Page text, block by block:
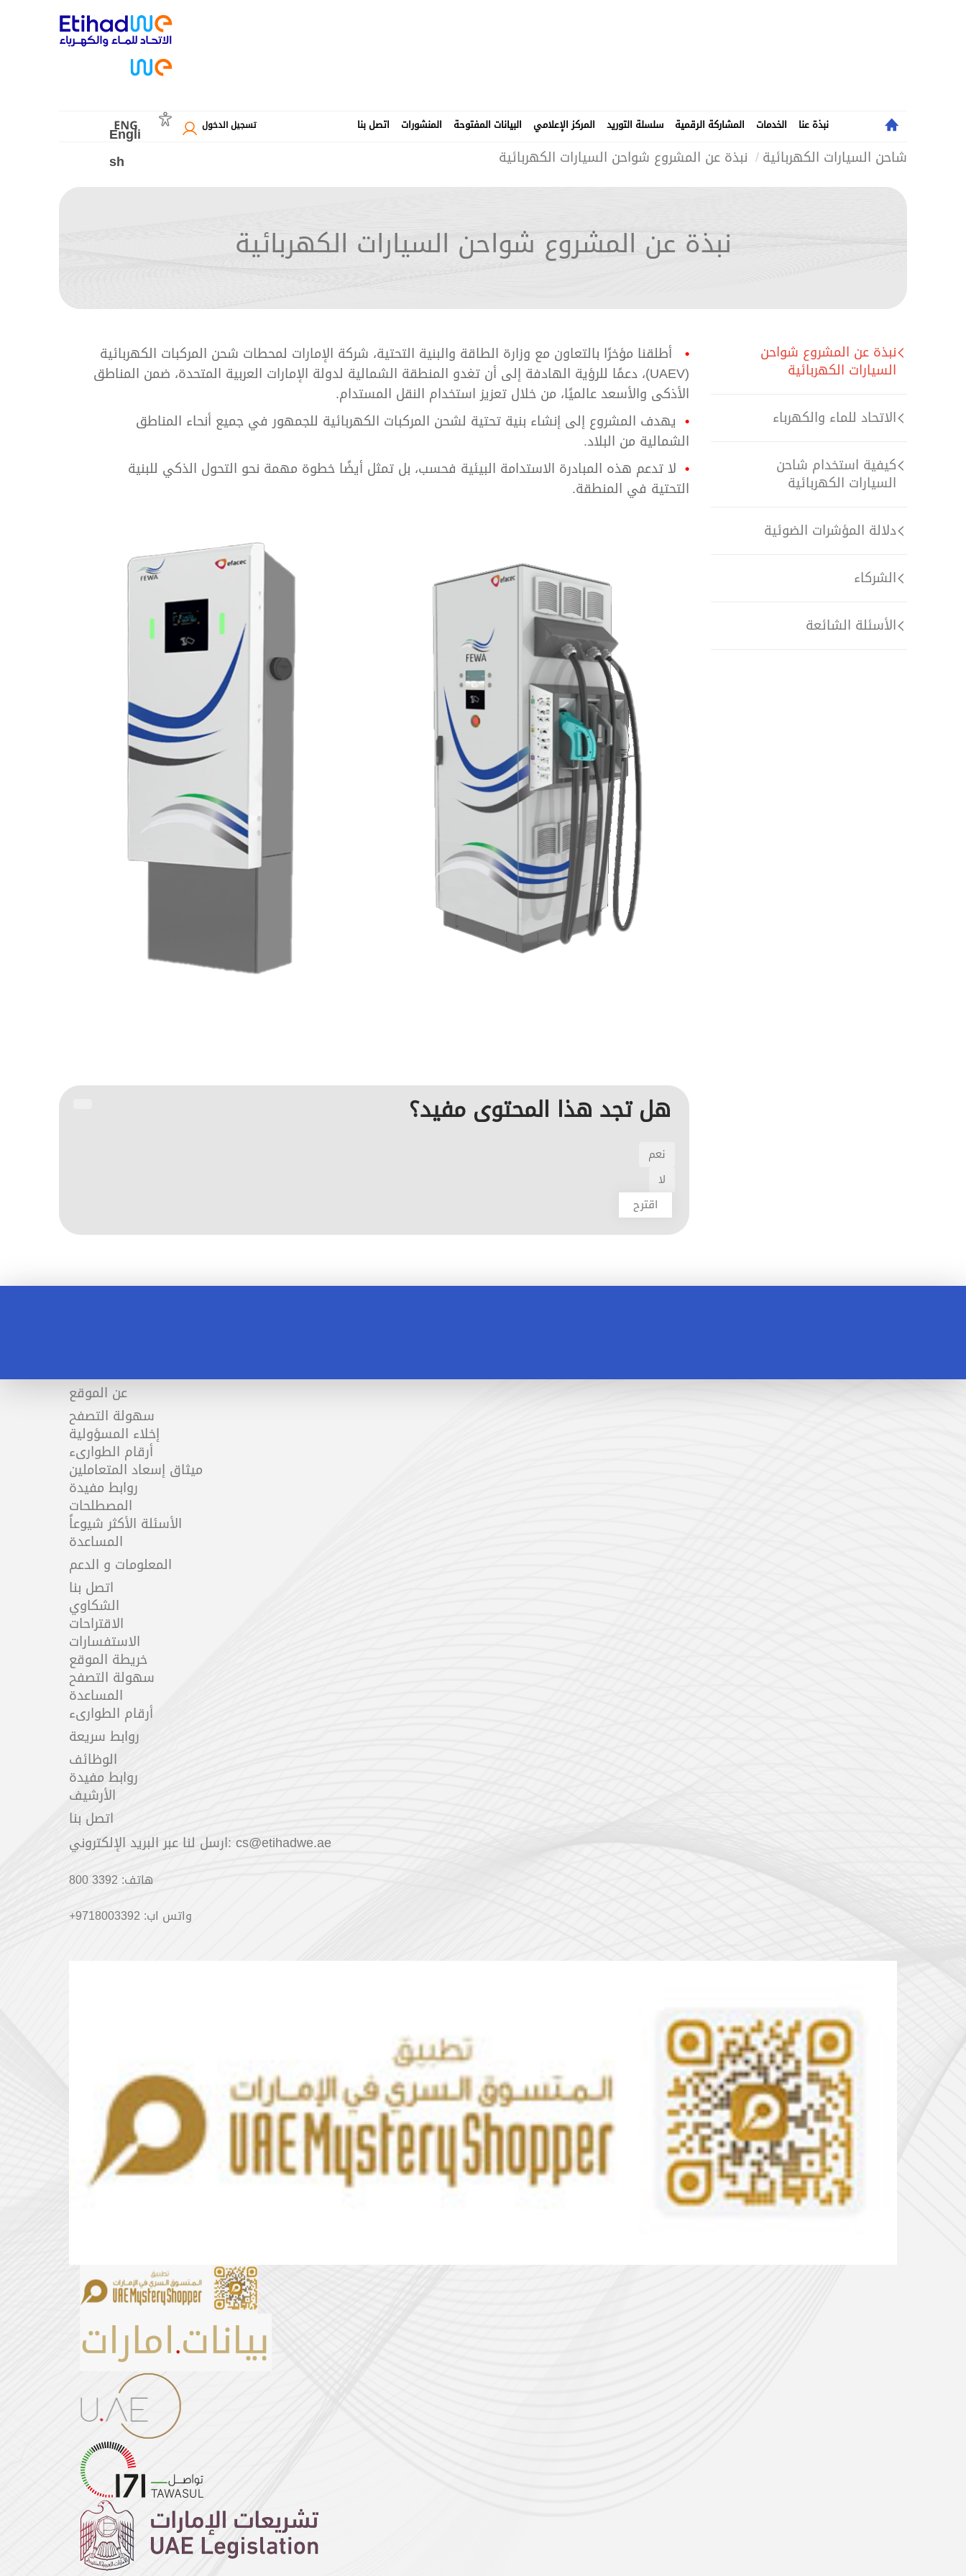
نبذة عنا الخدمات المشاركة الرقمية سلسلة التوريد المركز الإعلامي البيانات المفتوحة المنشورات اتصل بنا تسجيل الدخول
Engli
sh
شاحن السيارات الكهربائية نبذة عن المشروع شواحن السيارات الكهربائية
نبذة عن المشروع شواحن السيارات الكهربائية
نبذة عن المشروع شواحن
السيارات الكهربائية
الاتحاد للماء والكهرباء
كيفية استخدام شاحن
السيارات الكهربائية
دلالة المؤشرات الضوئية
الشركاء
الأسئلة الشائعة
أطلقنا مؤخرًا بالتعاون مع وزارة الطاقة والبنية التحتية، شركة الإمارات لمحطات شحن المركبات الكهربائية
(UAEV)، دعمًا للرؤية الهادفة إلى أن تغدو المنطقة الشمالية لدولة الإمارات العربية المتحدة، ضمن المناطق
الأذكى والأسعد عالميًا، من خلال تعزيز استخدام النقل المستدام.
يهدف المشروع إلى إنشاء بنية تحتية لشحن المركبات الكهربائية للجمهور في جميع أنحاء المناطق
الشمالية من البلاد.
لا تدعم هذه المبادرة الاستدامة البيئية فحسب، بل تمثل أيضًا خطوة مهمة نحو التحول الذكي للبنية
التحتية في المنطقة.
هل تجد هذا المحتوى مفيد؟
نعم
لا
اقترح
عن الموقع
سهولة التصفح
إخلاء المسؤولية
أرقام الطوارىء
ميثاق إسعاد المتعاملين
روابط مفيدة
المصطلحات
الأسئلة الأكثر شيوعاً
المساعدة
المعلومات و الدعم
اتصل بنا
الشكاوي
الاقتراحات
الاستفسارات
خريطة الموقع
سهولة التصفح
المساعدة
أرقام الطوارىء
روابط سريعة
الوظائف
روابط مفيدة
الأرشيف
اتصل بنا
ارسل لنا عبر البريد الإلكتروني: cs@etihadwe.ae
هاتف: 3392 800
+9718003392 :واتس اب